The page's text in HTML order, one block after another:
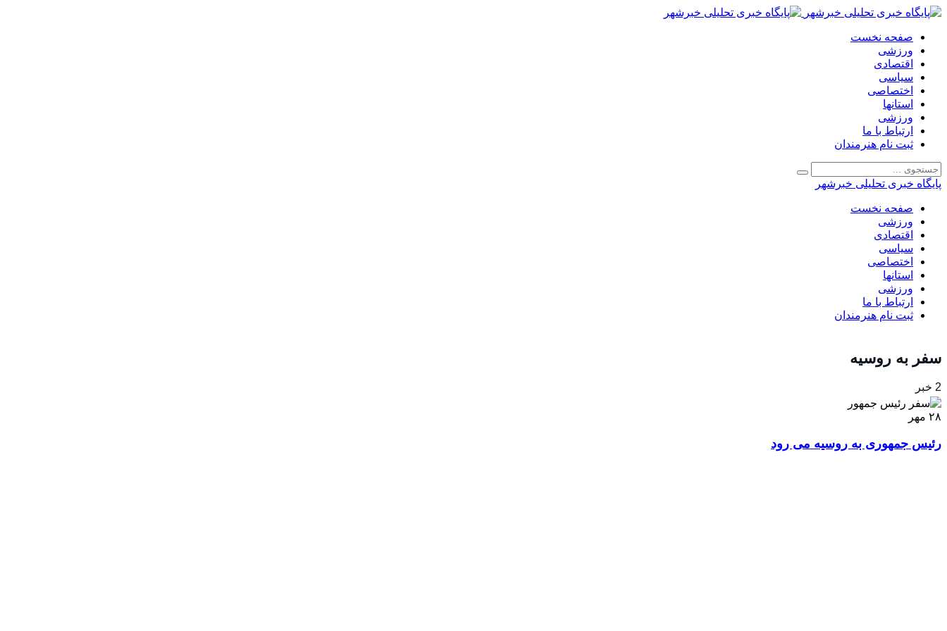
صفحه نخست
ورزشی
اقتصادی
سیاسی
اختصاصی
استانها
ورزشی
ارتباط با ما
ثبت نام هنرمندان
پایگاه خبری تحلیلی خبرشهر
صفحه نخست
ورزشی
اقتصادی
سیاسی
اختصاصی
استانها
ورزشی
ارتباط با ما
ثبت نام هنرمندان
سفر به روسیه
2 خبر
۲۸ مهر
رئیس جمهوری به روسیه می رود